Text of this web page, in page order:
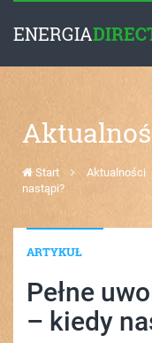
ENERGIA
Start Aktualności
nastąpi?
ARTYKUŁ
Pełne
– kiedy